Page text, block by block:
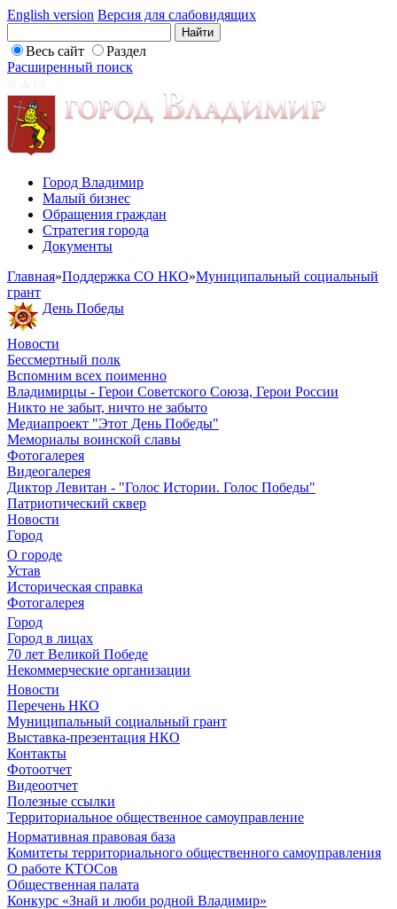
English version Версия для слабовидящих
Весь сайт
Раздел
Расширенный поиск
Город Владимир
Малый бизнес
Обращения граждан
Стратегия города
Документы
Главная»Поддержка СО НКО»Муниципальный социальный
грант
День Победы
Новости
Бессмертный полк
Вспомним всех поименно
Владимирцы - Герои Советского Союза, Герои России
Никто не забыт, ничто не забыто
Медиапроект "Этот День Победы"
Мемориалы воинской славы
Фотогалерея
Видеогалерея
Диктор Левитан - "Голос Истории. Голос Победы"
Патриотический сквер
Новости
Город
О городе
Устав
Историческая справка
Фотогалерея
Город
Город в лицах
70 лет Великой Победе
Некоммерческие организации
Новости
Перечень НКО
Муниципальный социальный грант
Выставка-презентация НКО
Контакты
Фотоотчет
Видеоотчет
Полезные ссылки
Территориальное общественное самоуправление
Нормативная правовая база
Комитеты территориального общественного самоуправления
О работе КТОСов
Общественная палата
Конкурс «Знай и люби родной Владимир»